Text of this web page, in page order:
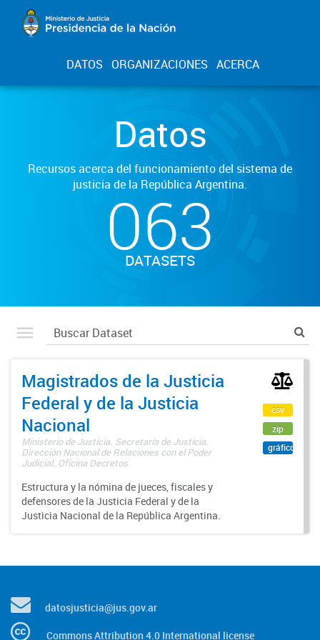
DATOS ORGANIZACIONES ACERCA
Datos
Recursos acerca del funcionamiento del sistema de
justicia de la República Argentina.
063
DATASETS
Magistrados de la Justicia
Federal y de la Justicia
Nacional
Ministerio de Justicia. Secretaría de Justicia.
Dirección Nacional de Relaciones con el Poder
Judicial. Oficina Decretos
Estructura y la nómina de jueces, fiscales y
defensores de la Justicia Federal y de la
Justicia Nacional de la República Argentina.
csv
zip
gráfico
datosjusticia@jus.gov.ar
Commons Attribution 4.0 International license